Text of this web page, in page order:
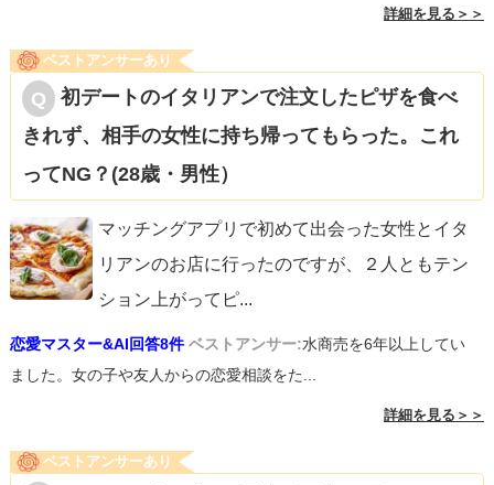
詳細を見る＞＞
ベストアンサーあり
初デートのイタリアンで注文したピザを食べ
きれず、相手の女性に持ち帰ってもらった。これ
ってNG？(28歳・男性）
マッチングアプリで初めて出会った女性とイタ
リアンのお店に行ったのですが、２人ともテン
ション上がってピ...
恋愛マスター&AI回答8件 ベストアンサー:水商売を6年以上してい
ました。女の子や友人からの恋愛相談をた...
詳細を見る＞＞
ベストアンサーあり